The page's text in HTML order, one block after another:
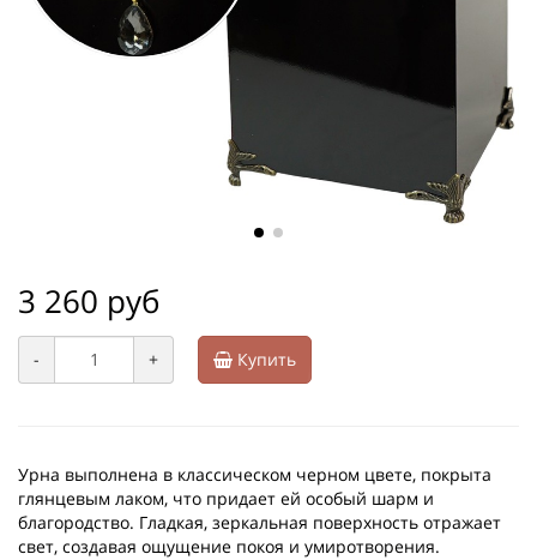
3 260 руб
- + Купить
Урна выполнена в классическом черном цвете, покрыта
глянцевым лаком, что придает ей особый шарм и
благородство. Гладкая, зеркальная поверхность отражает
свет, создавая ощущение покоя и умиротворения.